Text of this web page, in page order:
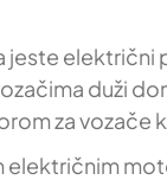
jeste
duži
za vozače